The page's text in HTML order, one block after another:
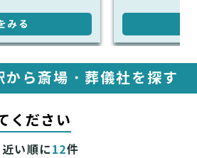
みる
ら斎場・葬儀社を探す
ください
い順に12件